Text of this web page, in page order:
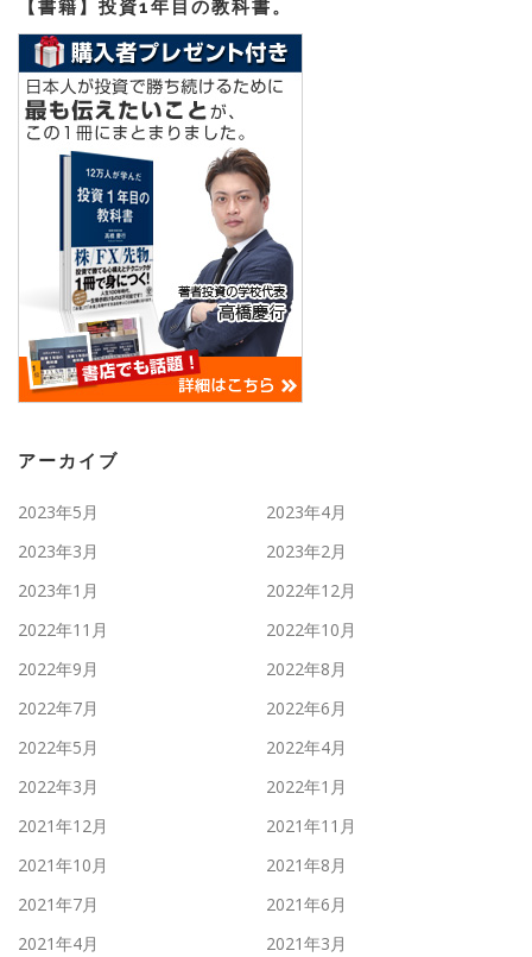
【書籍】投資1年目の教科書。
アーカイブ
2023年5月
2023年4月
2023年3月
2023年2月
2023年1月
2022年12月
2022年11月
2022年10月
2022年9月
2022年8月
2022年7月
2022年6月
2022年5月
2022年4月
2022年3月
2022年1月
2021年12月
2021年11月
2021年10月
2021年8月
2021年7月
2021年6月
2021年4月
2021年3月